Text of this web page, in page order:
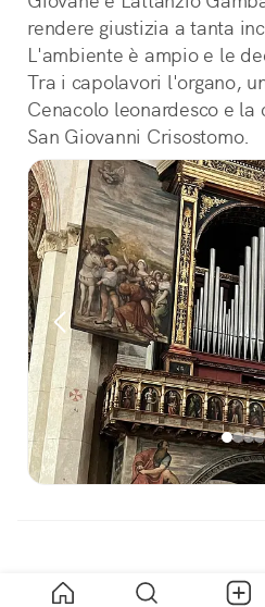
rendere giustizia a tanta
L'ambiente è ampio e le
Tra i capolavori l'organo,
Cenacolo leonardesco e
San Giovanni Crisostomo.